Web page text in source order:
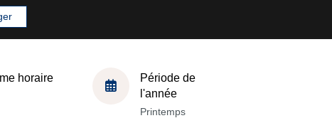
horaire
Période de
l'année
Printemps